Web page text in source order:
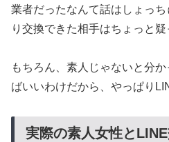
業者だったなんて話はしょっ
り交換できた相手はちょっと疑
もちろん、素人じゃないと分か
ばいいわけだから、やっぱり
実際の素人女性と